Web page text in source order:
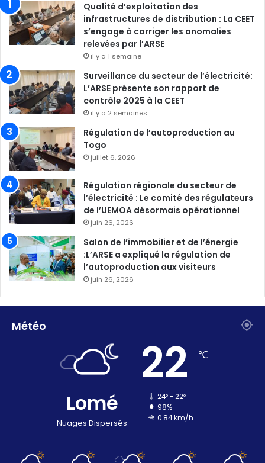
Qualité d’exploitation des
infrastructures de distribution : La CEET
s’engage à corriger les anomalies
relevées par l’ARSE
il y a 1 semaine
Surveillance du secteur de l’électricité:
L’ARSE présente son rapport de
contrôle 2025 à la CEET
il y a 2 semaines
Régulation de l’autoproduction au
Togo
juillet 6, 2026
Régulation régionale du secteur de
l’électricité : Le comité des régulateurs
de l’UEMOA désormais opérationnel
juin 26, 2026
Salon de l’immobilier et de l’énergie
:L’ARSE a expliqué la régulation de
l’autoproduction aux visiteurs
juin 26, 2026
Météo
Lomé
Nuages Dispersés
22 ℃
24º - 22º
98%
0.84 km/h